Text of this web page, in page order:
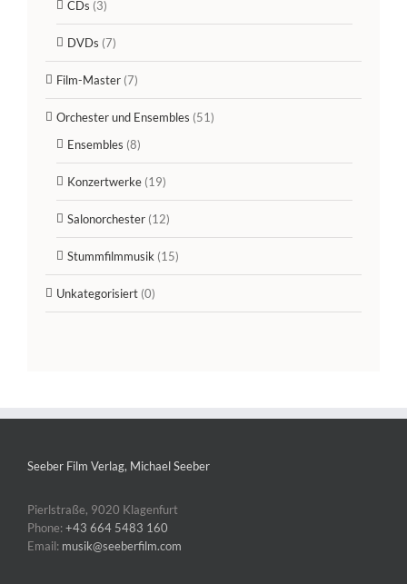
CDs (3)
DVDs (7)
Film-Master (7)
Orchester und Ensembles (51)
Ensembles (8)
Konzertwerke (19)
Salonorchester (12)
Stummfilmmusik (15)
Unkategorisiert (0)
Seeber Film Verlag, Michael Seeber
Pierlstraße, 9020 Klagenfurt
Phone:+43 664 5483 160
Email: musik@seeberfilm.com